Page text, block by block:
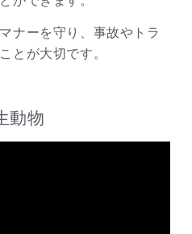
ナーを守り、事故やトラ
とが大切です。
動物